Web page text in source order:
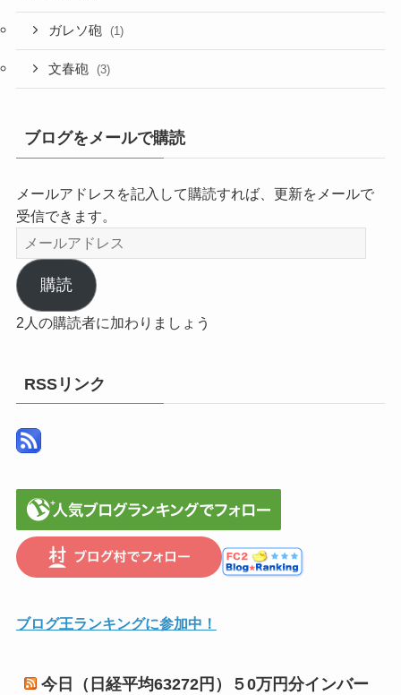
ガレソ砲 (1)
文春砲 (3)
ブログをメールで購読
メールアドレスを記入して購読すれば、更新をメールで
受信できます。
メ
ー
ル
ア
ド
購読
2人の購読者に加わりましょう
RSSリンク
ブログ王ランキングに参加中！
今日（日経平均63272円）５0万円分インバー